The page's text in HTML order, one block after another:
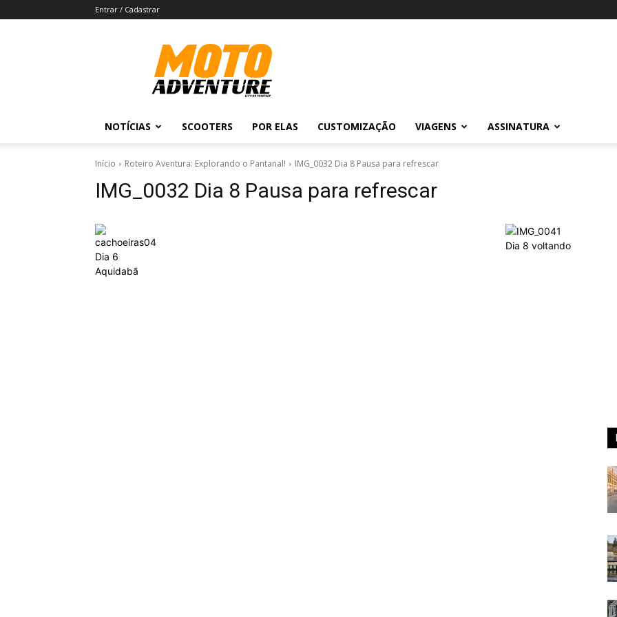
Entrar / Cadastrar
Revista
Moto
Adventure
NOTÍCIAS SCOOTERS POR ELAS CUSTOMIZAÇÃO VIAGENS ASSINATURA
Início Roteiro Aventura: Explorando o Pantanal! IMG_0032 Dia 8 Pausa para refrescar
IMG_0032 Dia 8 Pausa para refrescar